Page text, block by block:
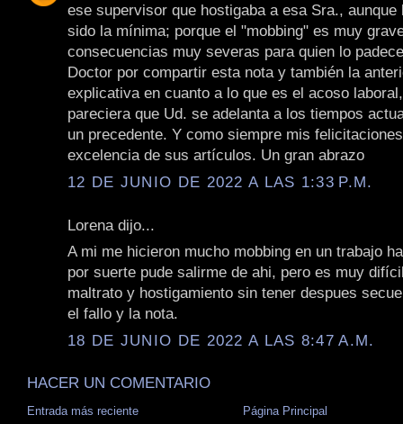
ese supervisor que hostigaba a esa Sra., aunque
sido la mínima; porque el "mobbing" es muy
consecuencias muy severas para quien lo
Doctor por compartir esta nota y también la
explicativa en cuanto a lo que es el acoso
pareciera que Ud. se adelanta a los tiempos
un precedente. Y como siempre mis
excelencia de sus artículos. Un gran abrazo
12 DE JUNIO DE 2022 A LAS 1:33 P.M.
Lorena dijo...
A mi me hicieron mucho mobbing en un trabajo
por suerte pude salirme de ahi, pero es muy
maltrato y hostigamiento sin tener despues
el fallo y la nota.
18 DE JUNIO DE 2022 A LAS 8:47 A.M.
HACER UN COMENTARIO
Entrada más reciente Página Principal